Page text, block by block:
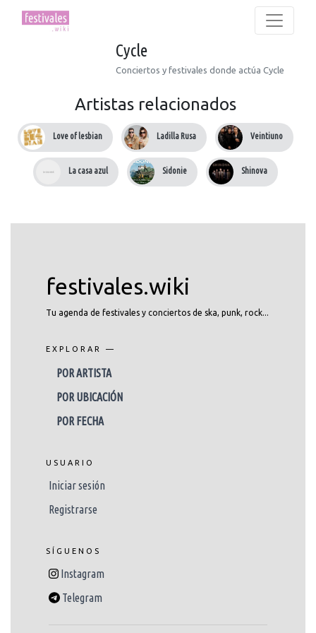
Cycle
Conciertos y festivales donde actúa Cycle
Artistas relacionados
Love of lesbian Ladilla Rusa Veintiuno
La casa azul Sidonie Shinova
festivales.wiki
Tu agenda de festivales y conciertos de ska, punk, rock...
EXPLORAR —
POR ARTISTA
POR UBICACIÓN
POR FECHA
USUARIO
Iniciar sesión
Registrarse
SÍGUENOS
Instagram
Telegram